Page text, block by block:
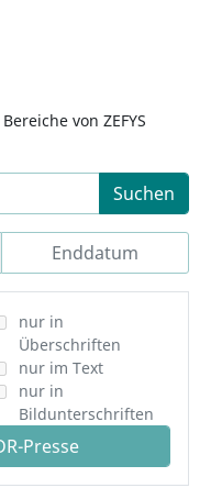
von ZEFYS
Suchen
nur in
Überschriften
nur im Text
nur in
Bildunterschriften
Presse